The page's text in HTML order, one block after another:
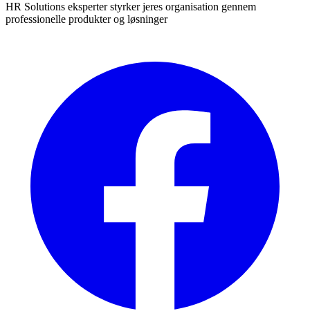
HR Solutions eksperter styrker jeres organisation gennem
professionelle produkter og løsninger